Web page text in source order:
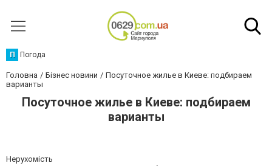
П Погода
Головна Бізнес новини
Посуточное жилье в Киеве: подбираем
варианты
Посуточное жилье в Киеве: подбираем
варианты
Нерухомість